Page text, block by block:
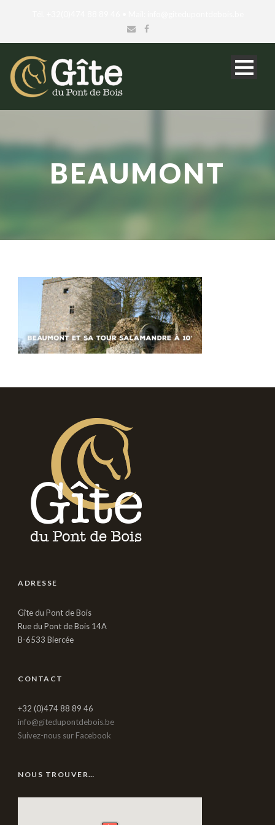
BEAUMONT
ADRESSE
Gîte du Pont de Bois
Rue du Pont de Bois 14A
B-6533 Biercée
CONTACT
+32 (0)474 88 89 46
info@gitedupontdebois.be
Suivez-nous sur Facebook
NOUS TROUVER…